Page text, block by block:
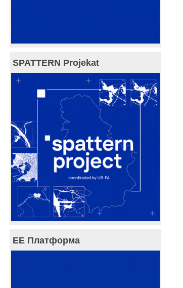
SPATTERN Projekat
ЕЕ Платформа